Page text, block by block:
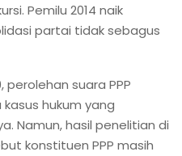
Pemilu 2014 naik
partai tidak sebagus
perolehan suara PPP
hukum yang
Namun, hasil penelitian di
konstituen PPP masih